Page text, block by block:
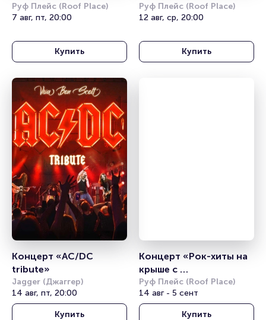
Руф Плейс (Roof Place)
7 авг, пт, 20:00
Купить
Руф Плейс (Roof Place)
12 авг, ср, 20:00
Купить
Концерт «AC/DC
tribute»
Jagger (Джаггер)
14 авг, пт, 20:00
Купить
Концерт «Рок-хиты на
крыше с
симфоническим
оркестром»
Руф Плейс (Roof Place)
14 авг - 5 сент
Купить